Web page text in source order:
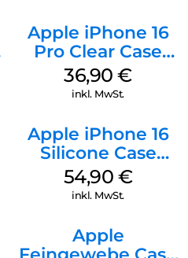
Apple iPhone 16
Pro Clear Case
MagSafe
Transparent
36,90€
inkl. MwSt.
Apple iPhone 16
Silicone Case
MagSafe Lake
Green
54,90 €
inkl. MwSt.
Apple